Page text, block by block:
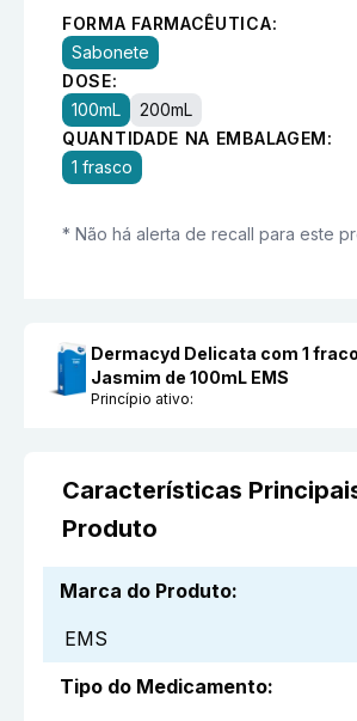
FORMA FARMACÊUTICA:
Sabonete
DOSE:
100mL
200mL
QUANTIDADE NA EMBALAGEM:
1 frasco
* Não há alerta de recall para este
Dermacyd Delicata com 1
Jasmim de 100mL EMS
Princípio ativo:
Características
Produto
Marca do Produto:
EMS
Tipo do Medicamento: